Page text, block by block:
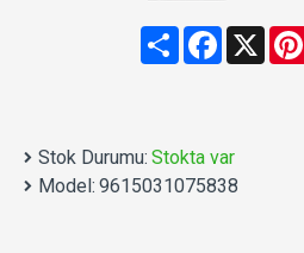
ShareFacebook
X
Stok Durumu: Stokta var
Model: 9615031075838